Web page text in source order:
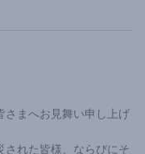
された皆様、ならびにそ